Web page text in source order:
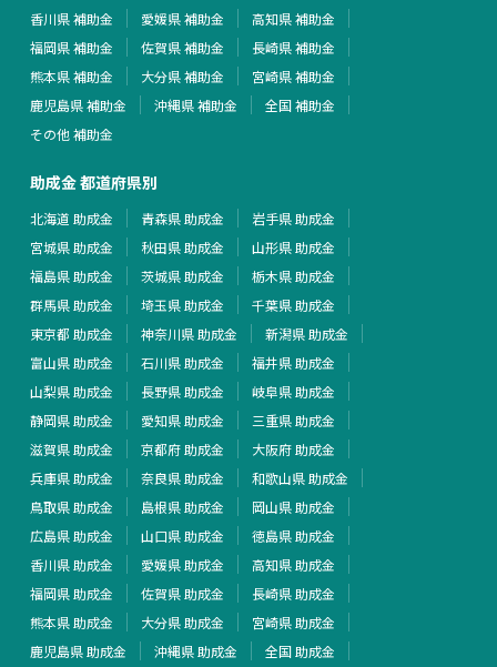
香川県 補助金
愛媛県 補助金
高知県 補助金
福岡県 補助金
佐賀県 補助金
長崎県 補助金
熊本県 補助金
大分県 補助金
宮崎県 補助金
鹿児島県 補助金
沖縄県 補助金
全国 補助金
その他 補助金
助成金 都道府県別
北海道 助成金 青森県 助成金
岩手県 助成金
宮城県 助成金
秋田県 助成金
山形県 助成金
福島県 助成金
茨城県 助成金
栃木県 助成金
群馬県 助成金
埼玉県 助成金
千葉県 助成金
東京都 助成金
神奈川県 助成金
新潟県 助成金
富山県 助成金
石川県 助成金
福井県 助成金
山梨県 助成金
長野県 助成金
岐阜県 助成金
静岡県 助成金
愛知県 助成金
三重県 助成金
滋賀県 助成金
京都府 助成金
大阪府 助成金
兵庫県 助成金
奈良県 助成金
和歌山県 助成金
鳥取県 助成金
島根県 助成金
岡山県 助成金
広島県 助成金
山口県 助成金
徳島県 助成金
香川県 助成金
愛媛県 助成金
高知県 助成金
福岡県 助成金
佐賀県 助成金
長崎県 助成金
熊本県 助成金
大分県 助成金
宮崎県 助成金
鹿児島県 助成金
沖縄県 助成金
全国 助成金